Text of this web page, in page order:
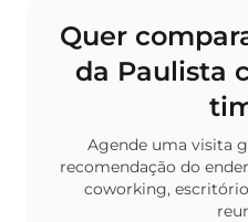
Quer
da Paulista
Agende uma visita
recomendação do
coworking,